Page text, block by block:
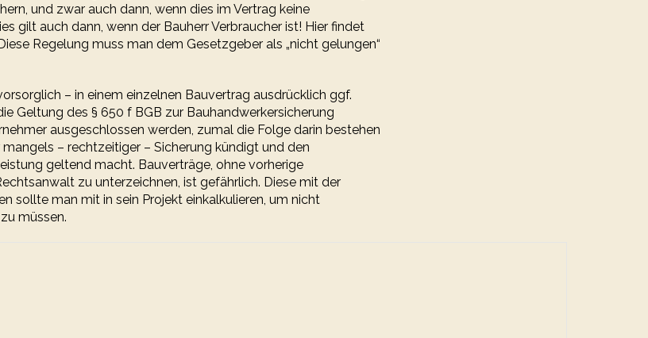
und zwar auch dann, wenn dies im Vertrag keine
gilt auch dann, wenn der Bauherr Verbraucher ist! Hier findet
Regelung muss man dem Gesetzgeber als „nicht gelungen“
– in einem einzelnen Bauvertrag ausdrücklich ggf.
Geltung des § 650 f BGB zur Bauhandwerkersicherung
ausgeschlossen werden, zumal die Folge darin bestehen
– rechtzeitiger – Sicherung kündigt und den
geltend macht. Bauverträge, ohne vorherige
zu unterzeichnen, ist gefährlich. Diese mit der
sollte man mit in sein Projekt einkalkulieren, um nicht
müssen.